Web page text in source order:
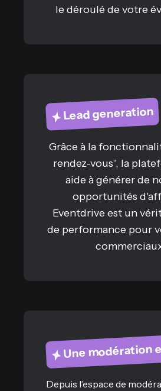
le déroulé de votre
Lead generation
Grâce à la
rendez-vous", la
aide à générer de
opportunités
Eventdrive est un
de performance pour
Une modération
Depuis l’espace de